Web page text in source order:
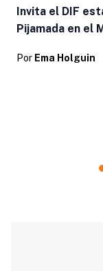
Invita el DIF
Pijamada en el
Por Ema Holguin